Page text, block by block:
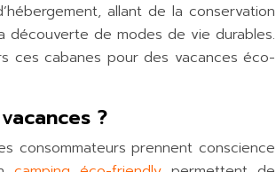
allant de la conservation
découverte de modes de vie durables.
ces cabanes pour des vacances éco-
?
consommateurs prennent conscience